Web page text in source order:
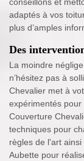
adaptés à vos
plus d’amples
Des
La moindre
n’hésitez pas à
Chevalier met à
expérimentés pour
Couverture
techniques pour
règles de l'art
Aubette pour